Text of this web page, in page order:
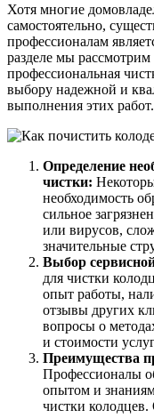
Хотя многие
самостоятельно,
профессионалам
разделе мы рассмотрим
профессиональная
выбору надежной и
выполнения этих работ.
Определение
чистки:
необходимость
сильное
или вирусов,
значительные
Выбор
для чистки
опыт работы,
отзывы других
вопросы о
и стоимости
Преимущества
Профессионалы
опытом и
чистки